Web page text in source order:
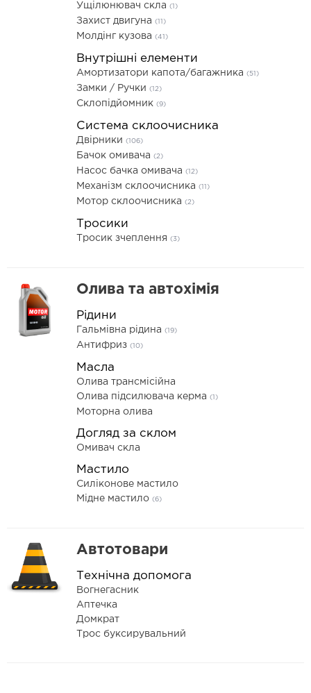
Ущілюнювач скла (1)
Захист двигуна (11)
Молдінг кузова (41)
Внутрішні елементи
Амортизатори капота/багажника (51)
Замки / Ручки (12)
Склопідйомник (9)
Система склоочисника
Двірники (106)
Бачок омивача (2)
Насос бачка омивача (12)
Механізм склоочисника (11)
Мотор склоочисника (2)
Тросики
Тросик зчеплення (3)
Олива та автохімія
Рідини
Гальмівна рідина (19)
Антифриз (10)
Масла
Олива трансмісійна
Олива підсилювача керма (1)
Моторна олива
Догляд за склом
Омивач скла
Мастило
Силіконове мастило
Мідне мастило (6)
Автотовари
Технічна допомога
Вогнегасник
Аптечка
Домкрат
Трос буксирувальний